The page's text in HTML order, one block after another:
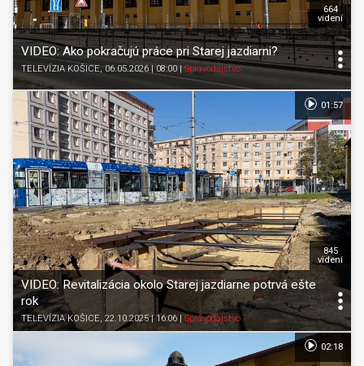
VIDEO: Ako pokračujú práce pri Starej jazdiarni?
TELEVÍZIA KOŠICE, 06.05.2026 | 08:00 Spravodajstvo
664
videní
VIDEO: Revitalizácia okolo Starej jazdiarne potrvá ešte
rok
TELEVÍZIA KOŠICE, 22.10.2025 | 16:06 Spravodajstvo
845
videní
01:57
02:18